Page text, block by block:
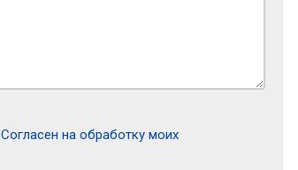
Согласен на обработку моих